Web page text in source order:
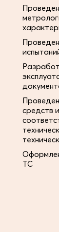
средств
ТС